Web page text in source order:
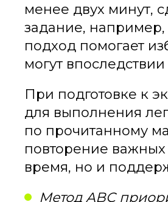
менее двух минут,
задание, например,
подход помогает
могут
При подготовке к
для выполнения
по прочитанному
повторение
время, но и
Метод ABC